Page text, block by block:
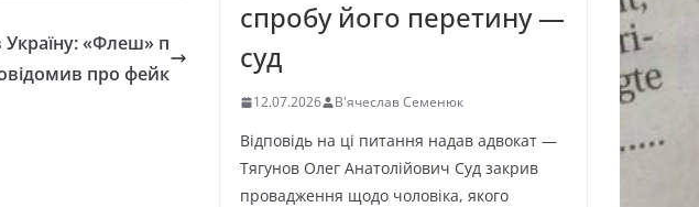
Україну: «Флеш» п
про фейк
спробу його перетину —
суд
12.07.2026 В'ячеслав Семенюк
Відповідь на ці питання надав адвокат —
Тягунов Олег Анатолійович Суд закрив
провадження щодо чоловіка, якого